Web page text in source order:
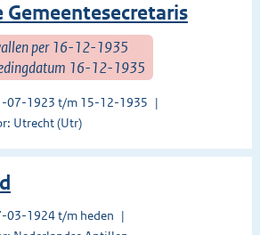
Gemeentesecretaris
per 16-12-1935
16-12-1935
07-1923 t/m 15-12-1935
Utrecht (Utr)
03-1924 t/m heden